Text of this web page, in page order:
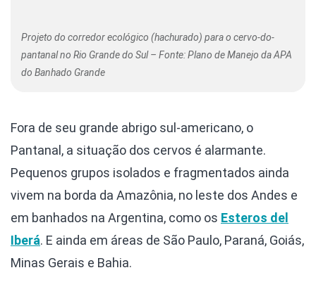
Projeto do corredor ecológico (hachurado) para o cervo-do-
pantanal no Rio Grande do Sul – Fonte: Plano de Manejo da APA
do Banhado Grande
Fora de seu grande abrigo sul-americano, o
Pantanal, a situação dos cervos é alarmante.
Pequenos grupos isolados e fragmentados ainda
vivem na borda da Amazônia, no leste dos Andes e
em banhados na Argentina, como os Esteros del
Iberá. E ainda em áreas de São Paulo, Paraná, Goiás,
Minas Gerais e Bahia.